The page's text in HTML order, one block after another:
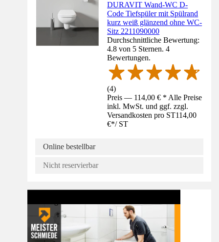
DURAVIT Wand-WC D-
Code Tiefspüler mit Spülrand
kurz weiß glänzend ohne WC-
Sitz 2211090000
Durchschnittliche Bewertung:
4.8 von 5 Sternen. 4
Bewertungen.
(4)
Preis — 114,00 € * Alle Preise
inkl. MwSt. und ggf. zzgl.
Versandkosten pro ST114,00
€*/ ST
Online bestellbar
Nicht reservierbar